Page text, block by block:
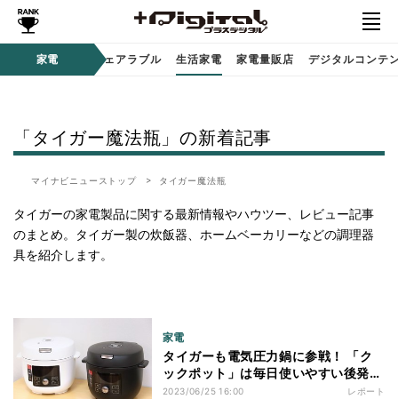
家電
ディオ 時計 / ウェアラブル 生活家電 家電量販店 デジタルコンテ
「タイガー魔法瓶」の新着記事
マイナビニューストップ タイガー魔法瓶
タイガーの家電製品に関する最新情報やハウツー、レビュー記事
のまとめ。タイガー製の炊飯器、ホームベーカリーなどの調理器
具を紹介します。
家電
タイガーも電気圧力鍋に参戦！ 「ク
ックポット」は毎日使いやすい後発な
らではのコンセプト
2023/06/25 16:00 レポート